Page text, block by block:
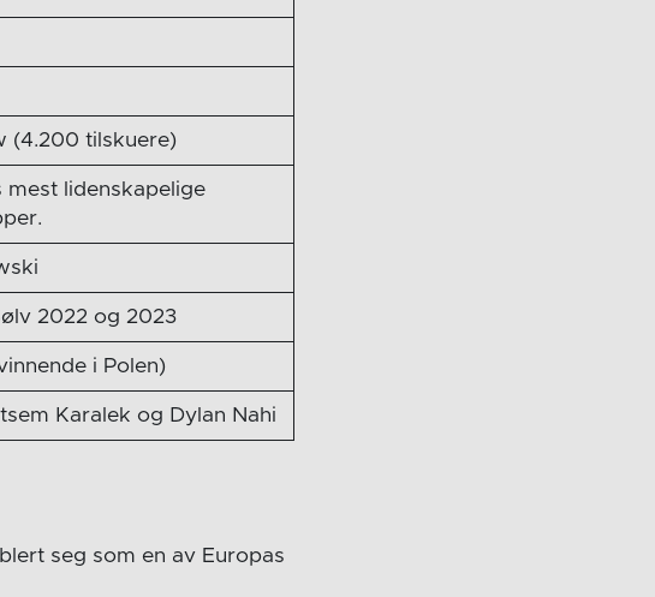
(4.200 tilskuere)
mest lidenskapelige
2022 og 2023
i Polen)
Karalek og Dylan Nahi
seg som en av Europas